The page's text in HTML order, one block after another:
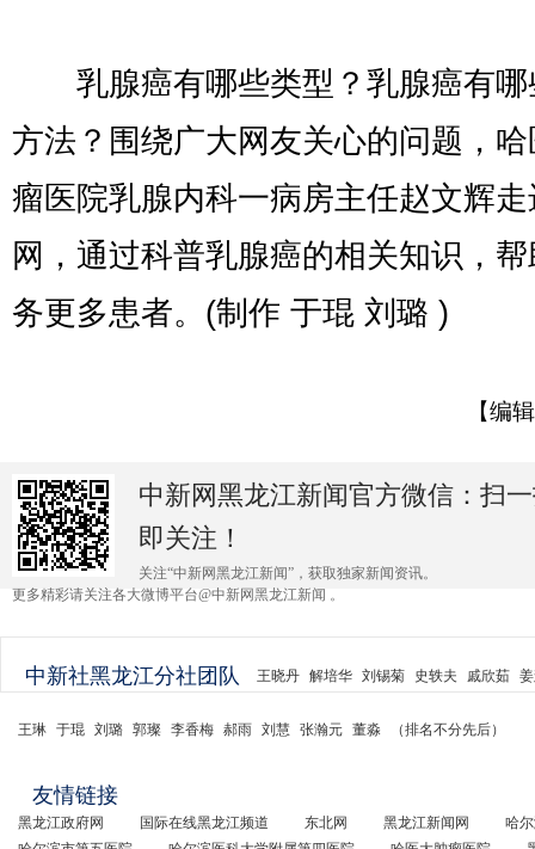
乳腺癌有哪些类型？乳腺癌有哪
方法？围绕广大网友关心的问题，
瘤医院乳腺内科一病房主任赵文辉
网，通过科普乳腺癌的相关知识，
务更多患者。(制作 于琨 刘璐 )
【编
中新网黑龙江新闻官方微信：扫
即关注！
关注“中新网黑龙江新闻”，获取独家新闻资讯。
更多精彩请关注各大微博平台@中新网黑龙江新闻 。
中新社黑龙江分社团队 王晓丹 解培华 刘锡菊 史轶夫 戚欣茹
王琳 于琨 刘璐 郭璨 李香梅 郝雨 刘慧 张瀚元 董淼 （排名不分先后）
友情链接
黑龙江政府网 国际在线黑龙江频道 东北网 黑龙江新闻网
哈